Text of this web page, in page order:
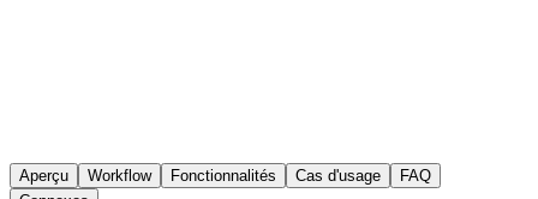
Aperçu Workflow Fonctionnalités Cas d'usage
FAQ